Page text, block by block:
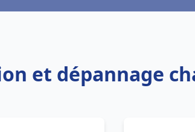
et dépannage